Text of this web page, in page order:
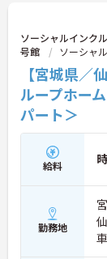
ソーシャルインク
号館
ソーシャ
【宮城県
ループホー
パート＞
給料
勤務地